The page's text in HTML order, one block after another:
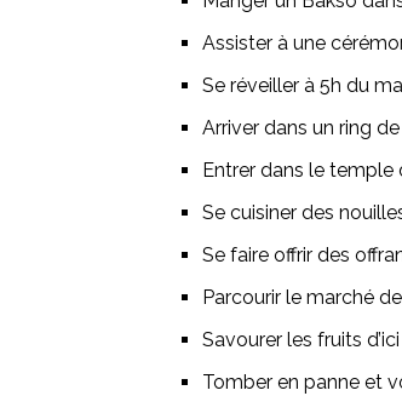
Assister à une
Se réveiller à 5h du
Arriver dans un ring
Entrer dans le
Se cuisiner des
Se faire offrir des
Parcourir le marché de
Savourer les fruits
Tomber en panne et